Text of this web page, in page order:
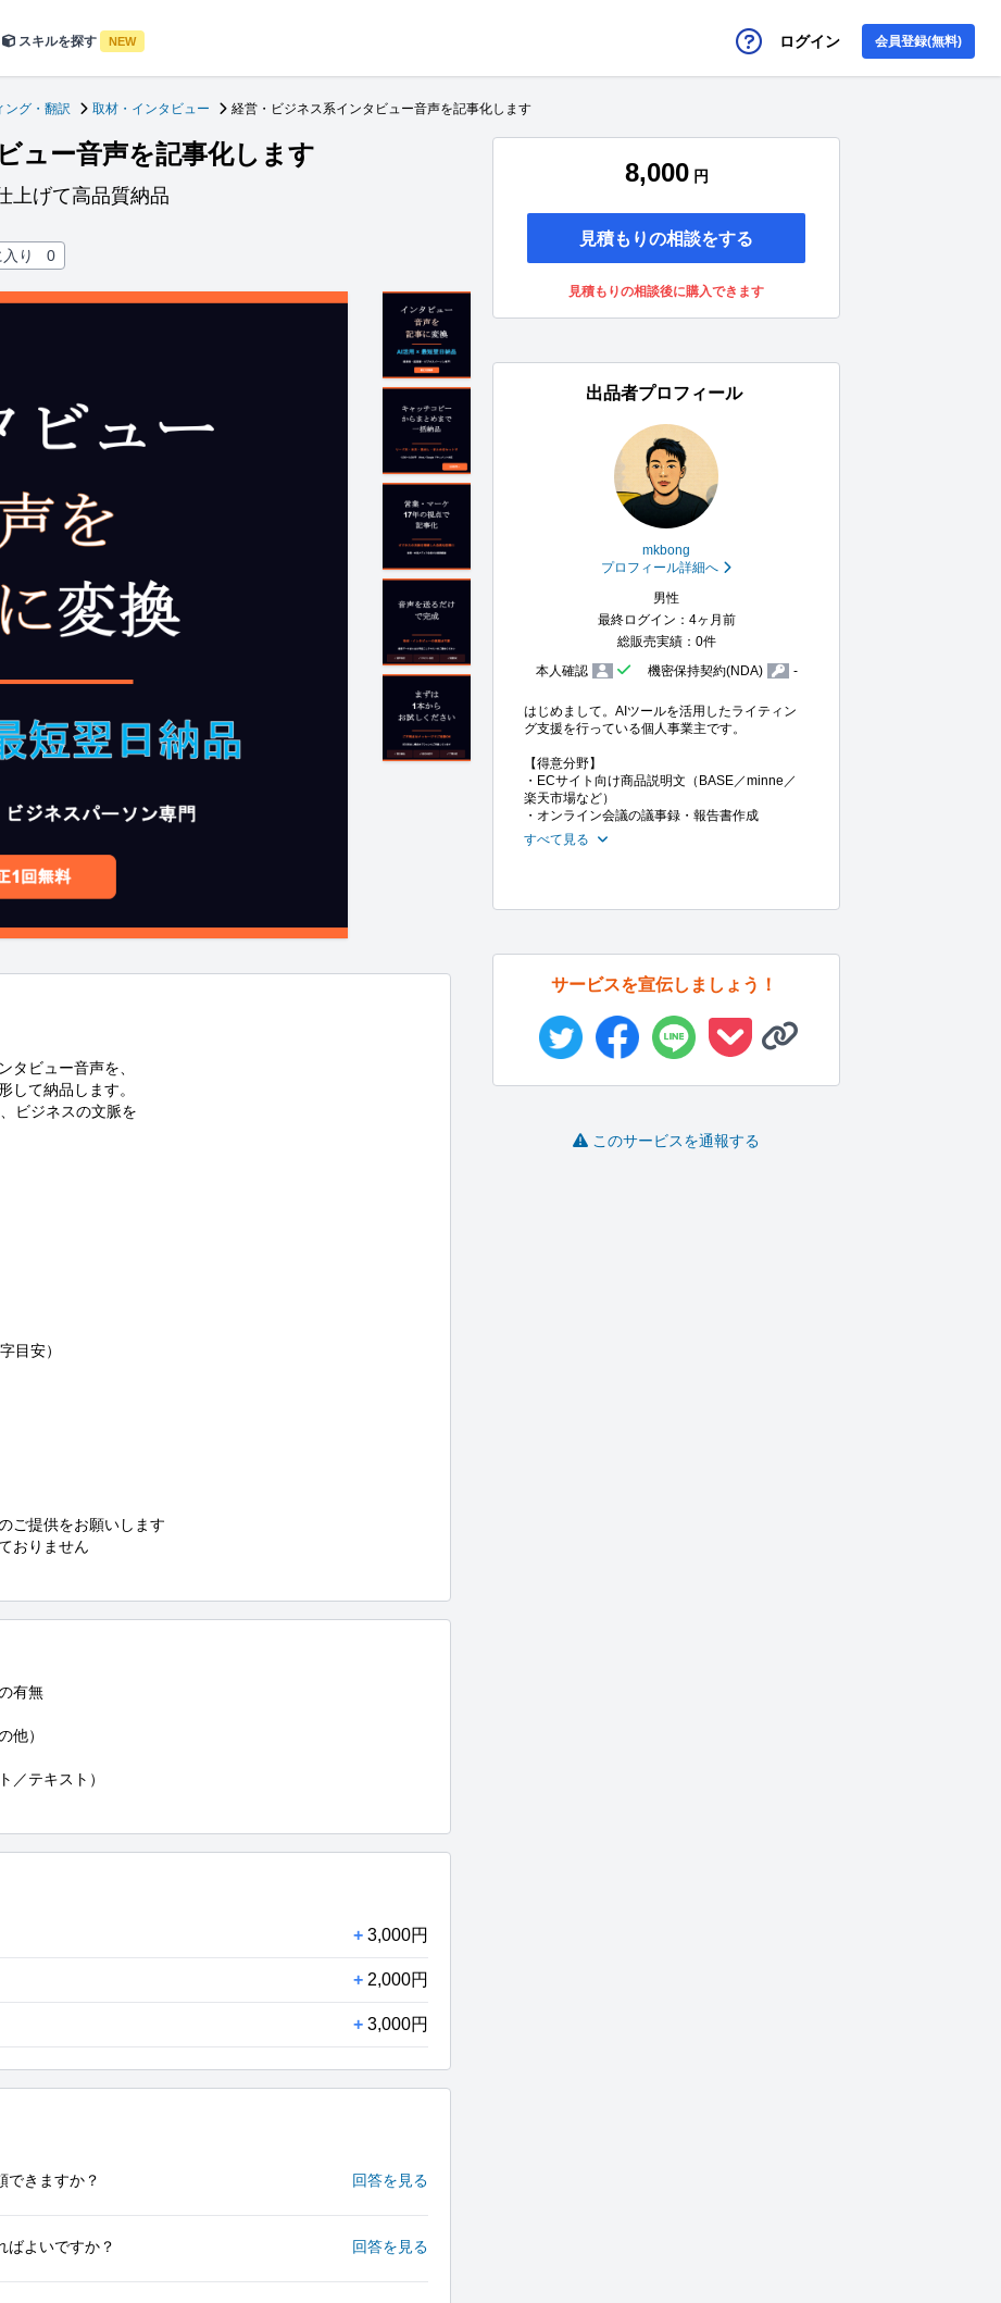
スキルを探す NEW ログイン 会員登録(無料)
ング・翻訳 取材・インタビュー 経営・ビジネス系インタビュー音声を記事化します
ュー音声を記事化します
上げて高品質納品
り 0
タビュー音声を、
して納品します。
ビジネスの文脈を
目安）
ご提供をお願いします
おりません
有無
他）
／テキスト）
+ 3,000円
+ 2,000円
+ 3,000円
できますか？ 回答を見る
ばよいですか？ 回答を見る
8,000 円
見積もりの相談をする
見積もりの相談後に購入できます
出品者プロフィール
mkbong
プロフィール詳細へ
男性
最終ログイン：4ヶ月前
総販売実績：0件
本人確認
機密保持契約(NDA) -
はじめまして。AIツールを活用したライティン
グ支援を行っている個人事業主です。
【得意分野】
・ECサイト向け商品説明文（BASE／minne／
楽天市場など）
すべて見る
サービスを宣伝しましょう！
このサービスを通報する